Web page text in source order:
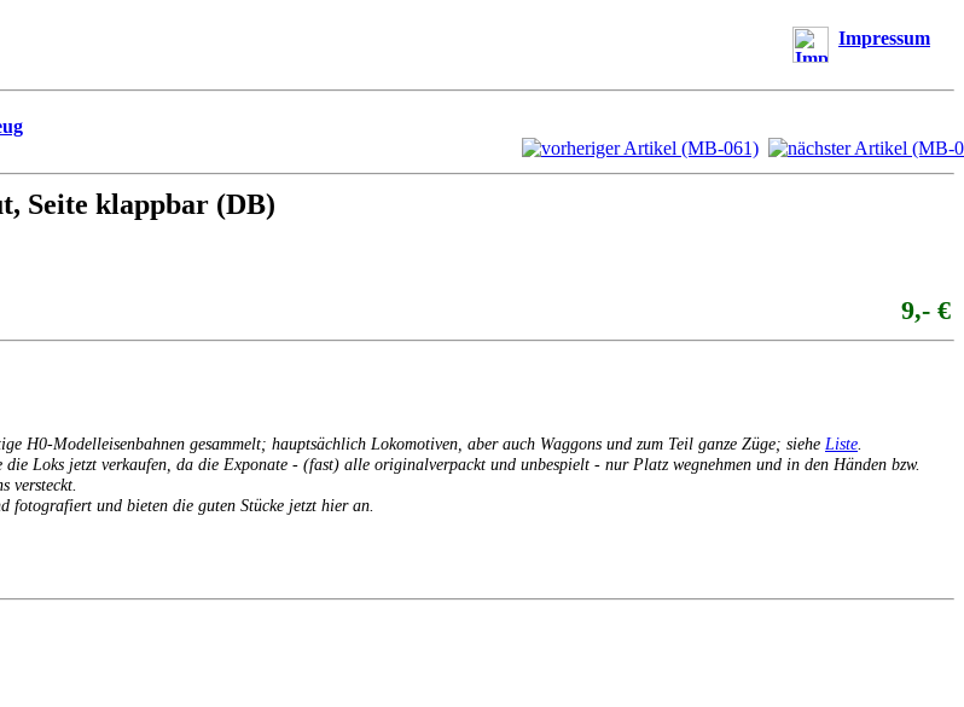
Impressum
Seite klappbar (DB)
9,- €
Modelleisenbahnen gesammelt; hauptsächlich Lokomotiven, aber auch Waggons und zum Teil ganze Züge; siehe Liste.
Loks jetzt verkaufen, da die Exponate - (fast) alle originalverpackt und unbespielt - nur Platz wegnehmen und in den Händen bzw.
versteckt.
fotografiert und bieten die guten Stücke jetzt hier an.